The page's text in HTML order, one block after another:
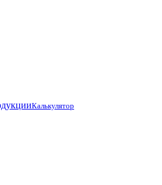
Калькулятор